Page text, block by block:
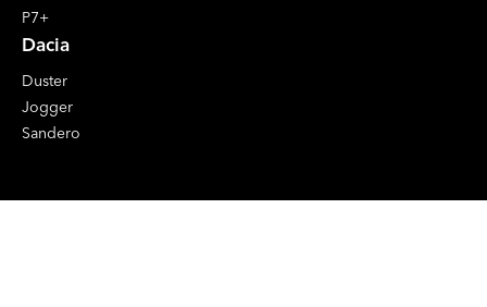
P7+
Dacia
Duster
Jogger
Sandero